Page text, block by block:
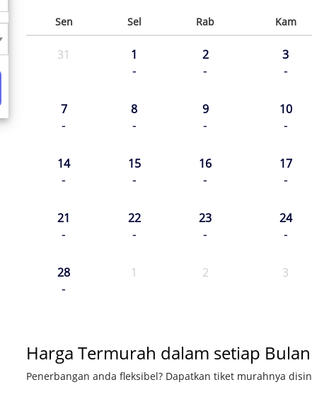
Sen Sel Rab Kam
31 1
-
2
-
3
-
7
-
8
-
9
-
10
-
14
-
15
-
16
-
17
-
21
-
22
-
23
-
24
-
28
-
1 2 3
Harga Termurah dalam setiap Bulan
Penerbangan anda fleksibel? Dapatkan tiket murahnya